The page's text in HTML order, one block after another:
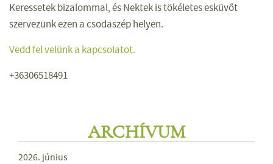
Keressetek bizalommal, és Nektek is tökéletes esküvőt
szervezünk ezen a csodaszép helyen.
Vedd fel velünk a kapcsolatot.
+36306518491
ARCHÍVUM
2026. június